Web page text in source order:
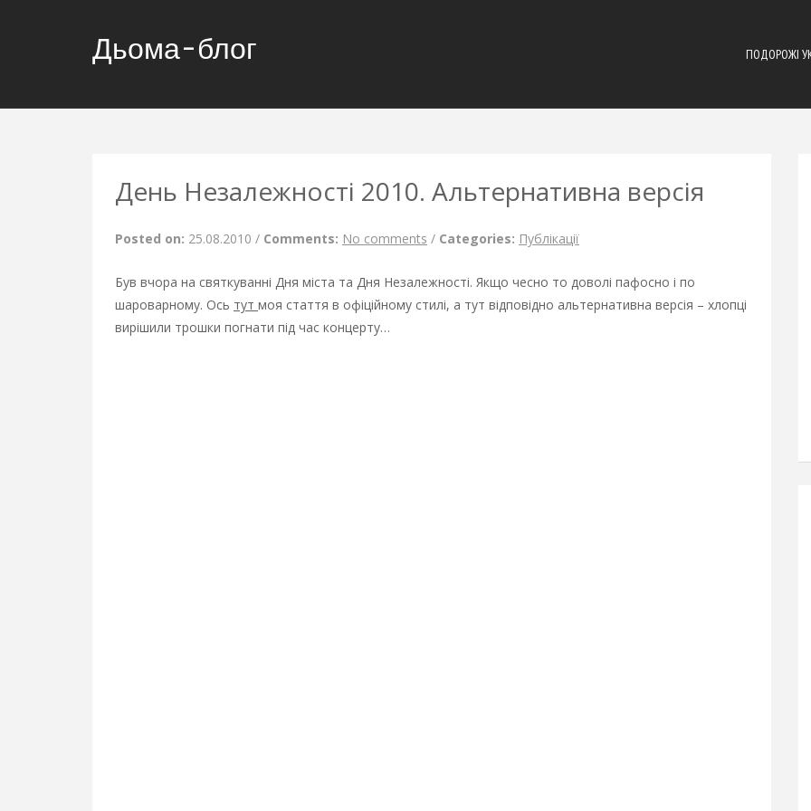
Дьома-блог ПОДОРОЖІ
День Незалежності 2010. Альтернативна версія
Posted on: 25.08.2010 / Comments: No comments / Categories: Публікації
Був вчора на святкуванні Дня міста та Дня Незалежності. Якщо чесно то доволі пафосно і по
шароварному. Ось тут моя стаття в офіційному стилі, а тут відповідно альтернативна версія – хлопці
вирішили трошки погнати під час концерту…